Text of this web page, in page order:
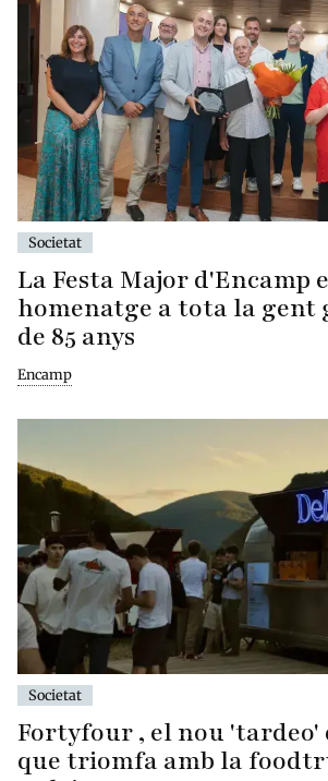
Societat
La Festa Major d'Encamp
homenatge a tota la gent
de 85 anys
Encamp
Societat
Fortyfour , el nou 'tardeo'
que triomfa amb la